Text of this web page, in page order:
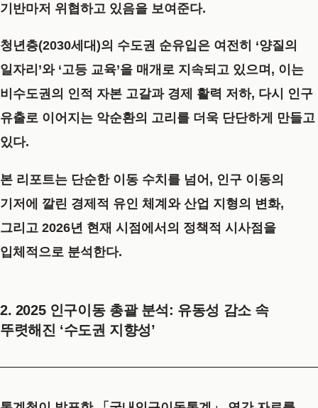
기반마저 위협하고 있음을 보여준다.
청년층(2030세대)의 수도권 순유입은 여전히 ‘양질의
일자리’와 ‘고등 교육’을 매개로 지속되고 있으며, 이는
비수도권의 인적 자본 고갈과 경제 활력 저하, 다시 인구
유출로 이어지는 악순환의 고리를 더욱 단단하게 만들고
있다.
본 리포트는 단순한 이동 수치를 넘어, 인구 이동의
기저에 깔린 경제적 유인 체계와 산업 지형의 변화,
그리고 2026년 현재 시점에서의 정책적 시사점을
입체적으로 분석한다.
2. 2025 인구이동 총괄 분석: 유동성 감소 속
뚜렷해진 ‘수도권 지향성’